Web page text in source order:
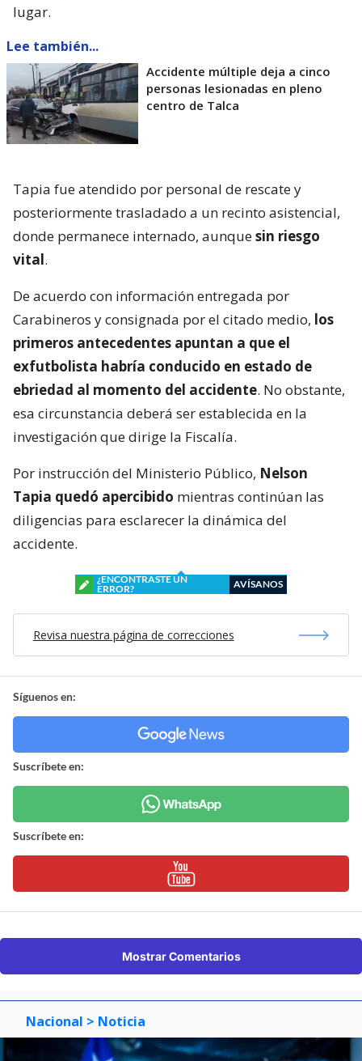
lugar.
Lee también...
Accidente múltiple deja a cinco
personas lesionadas en pleno
centro de Talca
Tapia fue atendido por personal de rescate y
posteriormente trasladado a un recinto asistencial,
donde permanece internado, aunquesin riesgo
vital.
De acuerdo con información entregada por
Carabineros y consignada por el citado medio, los
primeros antecedentes apuntan a que el
exfutbolista habría conducido en estado de
ebriedad al momento del accidente. No obstante,
esa circunstancia deberá ser establecida en la
investigación que dirige la Fiscalía.
Por instrucción del Ministerio Público, Nelson
Tapia quedó apercibido mientras continúan las
diligencias para esclarecer la dinámica del
accidente.
¿ENCONTRASTE UN
ERROR?
AVÍSANOS
Revisa nuestra página de correcciones
Síguenos en:
Suscríbete en:
Suscríbete en:
Mostrar Comentarios
Nacional > Noticia